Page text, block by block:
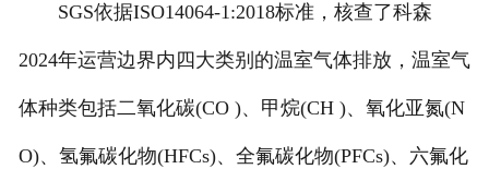
SGS依据ISO14064-1:2018标准，核查了科森
2024年运营边界内四大类别的温室气体排放，温室气
体种类包括二氧化碳(CO )、甲烷(CH )、氧化亚氮(N
O)、氢氟碳化物(HFCs)、全氟碳化物(PFCs)、六氟化